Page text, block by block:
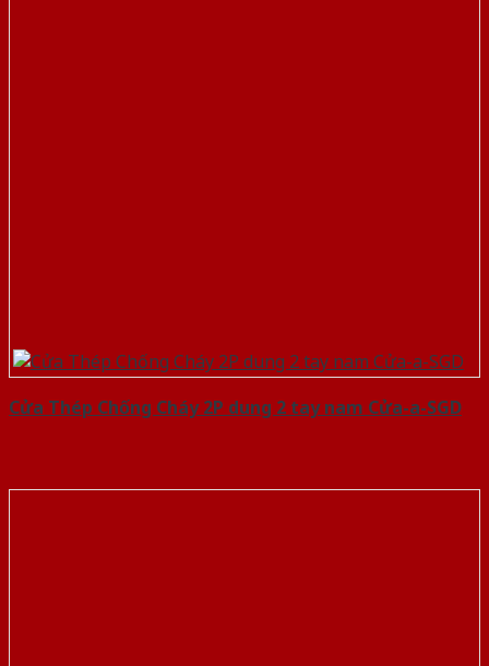
Cửa Thép Chống Cháy 2P dung 2 tay nam Cửa-a-SGD